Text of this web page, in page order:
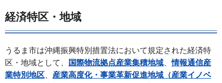
経済特区・地域
うるま市は沖縄振興特別措置法において規定された経済特
区・地域として、
国際物流拠点産業集積地域 、情報通信産
業特別地区
産業高度化・事業革新促進地域（産業イノベ